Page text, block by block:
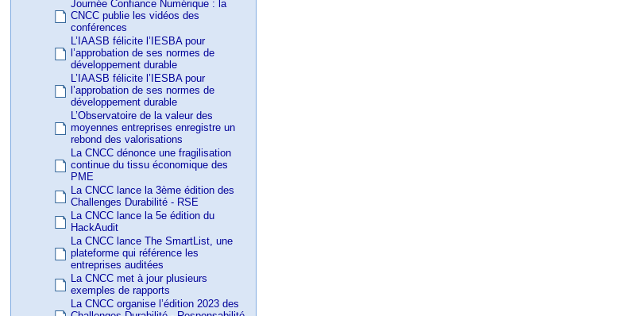
Journée Confiance Numérique : la
CNCC publie les vidéos des
conférences
L’IAASB félicite l’IESBA pour
l’approbation de ses normes de
développement durable
L’IAASB félicite l’IESBA pour
l’approbation de ses normes de
développement durable
L’Observatoire de la valeur des
moyennes entreprises enregistre un
rebond des valorisations
La CNCC dénonce une fragilisation
continue du tissu économique des
PME
La CNCC lance la 3ème édition des
Challenges Durabilité - RSE
La CNCC lance la 5e édition du
HackAudit
La CNCC lance The SmartList, une
plateforme qui référence les
entreprises auditées
La CNCC met à jour plusieurs
exemples de rapports
La CNCC organise l’édition 2023 des